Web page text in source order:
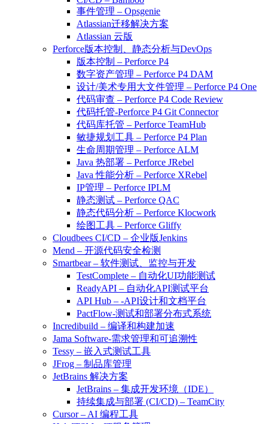
事件管理 – Opsgenie
Atlassian迁移解决方案
Atlassian 云版
Perforce版本控制、静态分析与DevOps
版本控制 – Perforce P4
数字资产管理 – Perforce P4 DAM
设计/美术专用大文件管理 – Perforce P4 One
代码审查 – Perforce P4 Code Review
代码托管-Perforce P4 Git Connector
代码库托管 – Perforce TeamHub
敏捷规划工具 – Perforce P4 Plan
生命周期管理 – Perforce ALM
Java 热部署 – Perforce JRebel
Java 性能分析 – Perforce XRebel
IP管理 – Perforce IPLM
静态测试 – Perforce QAC
静态代码分析 – Perforce Klocwork
绘图工具 – Perforce Gliffy
Cloudbees CI/CD – 企业版Jenkins
Mend – 开源代码安全检测
Smartbear – 软件测试、监控与开发
TestComplete – 自动化UI功能测试
ReadyAPI – 自动化API测试平台
API Hub – -API设计和文档平台
PactFlow-测试和部署分布式系统
Incredibuild – 编译和构建加速
Jama Software-需求管理和可追溯性
Tessy – 嵌入式测试工具
JFrog – 制品库管理
JetBrains 解决方案
JetBrains – 集成开发环境（IDE）
持续集成与部署 (CI/CD) – TeamCity
Cursor – AI 编程工具